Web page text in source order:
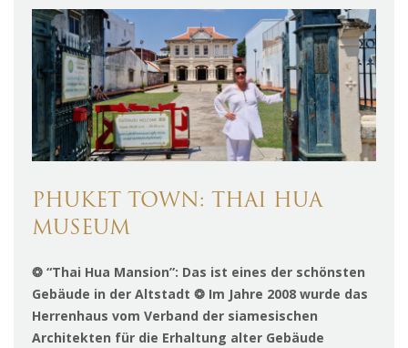
PHUKET TOWN: THAI HUA
MUSEUM
❂ “Thai Hua Mansion”: Das ist eines der schönsten
Gebäude in der Altstadt ❂ Im Jahre 2008 wurde das
Herrenhaus vom Verband der siamesischen
Architekten für die Erhaltung alter Gebäude